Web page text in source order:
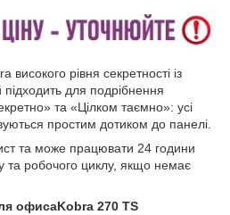
рівня секретності із
для подрібнення
та «Цілком таємно»: усі
простим дотиком до панелі.
та може працювати 24 години
та робочого циклу, якщо немає
Kobra 270 TS